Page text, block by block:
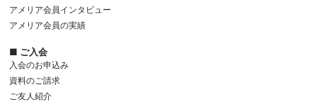
アメリア会員インタビュー
アメリア会員の実績
■ ご入会
入会のお申込み
資料のご請求
ご友人紹介